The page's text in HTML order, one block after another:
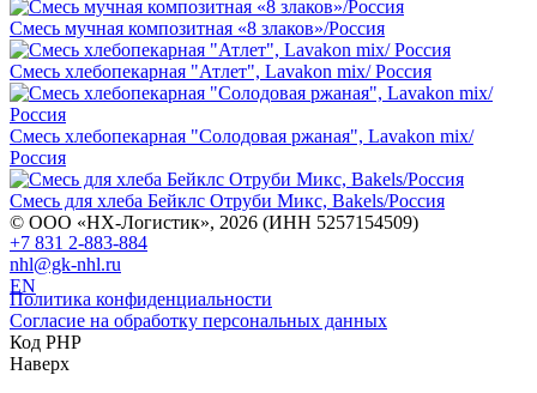
Смесь мучная композитная «8 злаков»/Россия
Смесь хлебопекарная "Атлет", Lavakon mix/ Россия
Смесь хлебопекарная "Солодовая ржаная", Lavakon mix/
Россия
Смесь для хлеба Бейклс Отруби Микс, Bakels/Россия
© ООО «НХ-Логистик», 2026 (ИНН 5257154509)
+7 831 2-883-884
nhl@gk-nhl.ru
EN
Политика конфиденциальности
Согласие на обработку персональных данных
Код PHP
Наверх